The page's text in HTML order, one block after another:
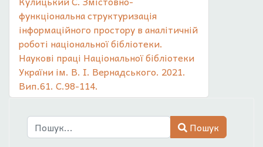
функціональна структуризація
інформаційного простору в аналітичній
роботі національної бібліотеки.
Наукові праці Національної бібліотеки
України ім. В. І. Вернадського. 2021.
Вип.61. С.98-114.
Пошук
Пошук